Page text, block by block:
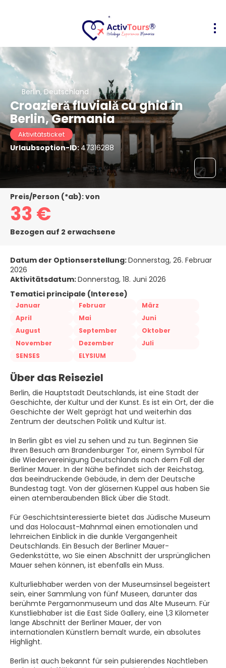
Berlin, Deutschland
Croazieră fluvială cu ghid în
Berlin, Germania
Aktivitätsticket
Urlaubsoption-ID: 47316288
Preis/Person (*ab): von
33 €
Bezogen auf 2 erwachsene
Datum der Optionserstellung:Donnerstag, 26. Februar
2026
Aktivitätsdatum:Donnerstag, 18. Juni 2026
Tematici principale (Interese)
Januar Februar
März
April
Mai
Juni
August
September
Oktober
November
Dezember
Juli
SENSES
ELYSIUM
Über das Reiseziel
Berlin, die Hauptstadt Deutschlands, ist eine Stadt der
Geschichte, der Kultur und der Kunst. Es ist ein Ort, der die
Geschichte der Welt geprägt hat und weiterhin das
Zentrum der deutschen Politik und Kultur ist.
In Berlin gibt es viel zu sehen und zu tun. Beginnen Sie
Ihren Besuch am Brandenburger Tor, einem Symbol für
die Wiedervereinigung Deutschlands nach dem Fall der
Berliner Mauer. In der Nähe befindet sich der Reichstag,
das beeindruckende Gebäude, in dem der Deutsche
Bundestag tagt. Von der gläsernen Kuppel aus haben Sie
einen atemberaubenden Blick über die Stadt.
Für Geschichtsinteressierte bietet das Jüdische Museum
und das Holocaust-Mahnmal einen emotionalen und
lehrreichen Einblick in die dunkle Vergangenheit
Deutschlands. Ein Besuch der Berliner Mauer-
Gedenkstätte, wo Sie einen Abschnitt der ursprünglichen
Mauer sehen können, ist ebenfalls ein Muss.
Kulturliebhaber werden von der Museumsinsel begeistert
sein, einer Sammlung von fünf Museen, darunter das
berühmte Pergamonmuseum und das Alte Museum. Für
Kunstliebhaber ist die East Side Gallery, eine 1,3 Kilometer
lange Abschnitt der Berliner Mauer, der von
internationalen Künstlern bemalt wurde, ein absolutes
Highlight.
Berlin ist auch bekannt für sein pulsierendes Nachtleben